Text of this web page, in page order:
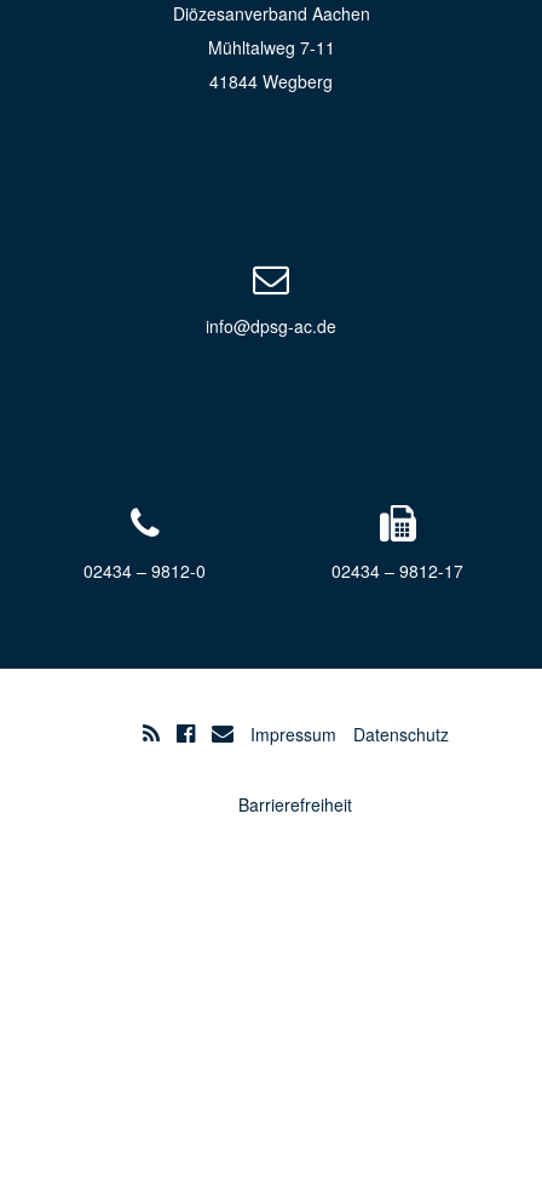
Diözesanverband Aachen
Mühltalweg 7-11
41844 Wegberg
info@dpsg-ac.de
02434 – 9812-0 02434 – 9812-17
Impressum Datenschutz
Barrierefreiheit